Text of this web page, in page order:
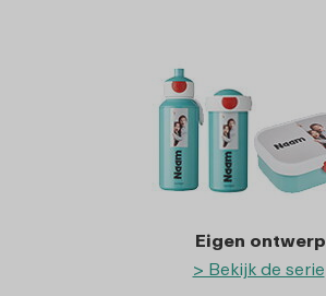
Eigen ontwerp
> Bekijk de serie